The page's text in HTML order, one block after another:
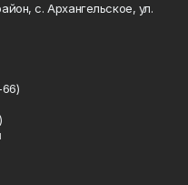
с. Архангельское, ул.